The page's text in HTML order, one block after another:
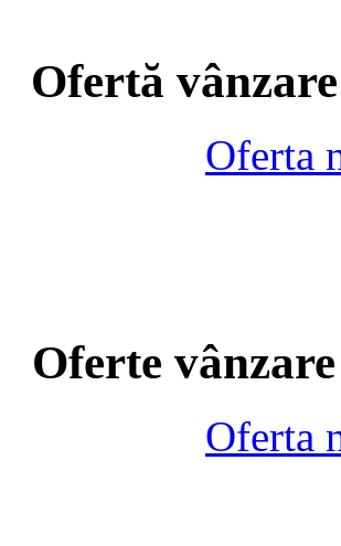
Ofertă
Oferta
Oferte
Oferta